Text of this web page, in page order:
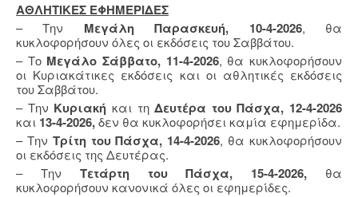
ΑΘΛΗΤΙΚΕΣ ΕΦΗΜΕΡΙΔΕΣ
– Την Μεγάλη Παρασκευή, 10-4-2026, θα
κυκλοφορήσουν όλες οι εκδόσεις του Σαββάτου.
– Το Μεγάλο Σάββατο, 11-4-2026, θα κυκλοφορήσουν
οι Κυριακάτικες εκδόσεις και οι αθλητικές εκδόσεις
του Σαββάτου.
– Την Κυριακή και τηΔευτέρα του Πάσχα, 12-4-2026
και 13-4-2026,δεν θα κυκλοφορήσει καμία εφημερίδα.
– Την Τρίτη του Πάσχα, 14-4-2026, θα κυκλοφορήσουν
οι εκδόσεις της Δευτέρας.
– Την Τετάρτη του Πάσχα, 15-4-2026, θα
κυκλοφορήσουν κανονικά όλες οι εφημερίδες.